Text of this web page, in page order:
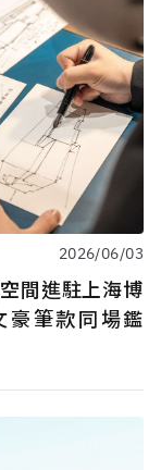
2026/06/03
間進駐上海博
豪筆款同場鑑